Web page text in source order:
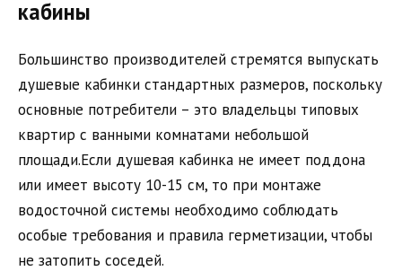
кабины
Большинство производителей стремятся выпускать
душевые кабинки стандартных размеров, поскольку
основные потребители – это владельцы типовых
квартир с ванными комнатами небольшой
площади.Если душевая кабинка не имеет поддона
или имеет высоту 10-15 см, то при монтаже
водосточной системы необходимо соблюдать
особые требования и правила герметизации, чтобы
не затопить соседей.